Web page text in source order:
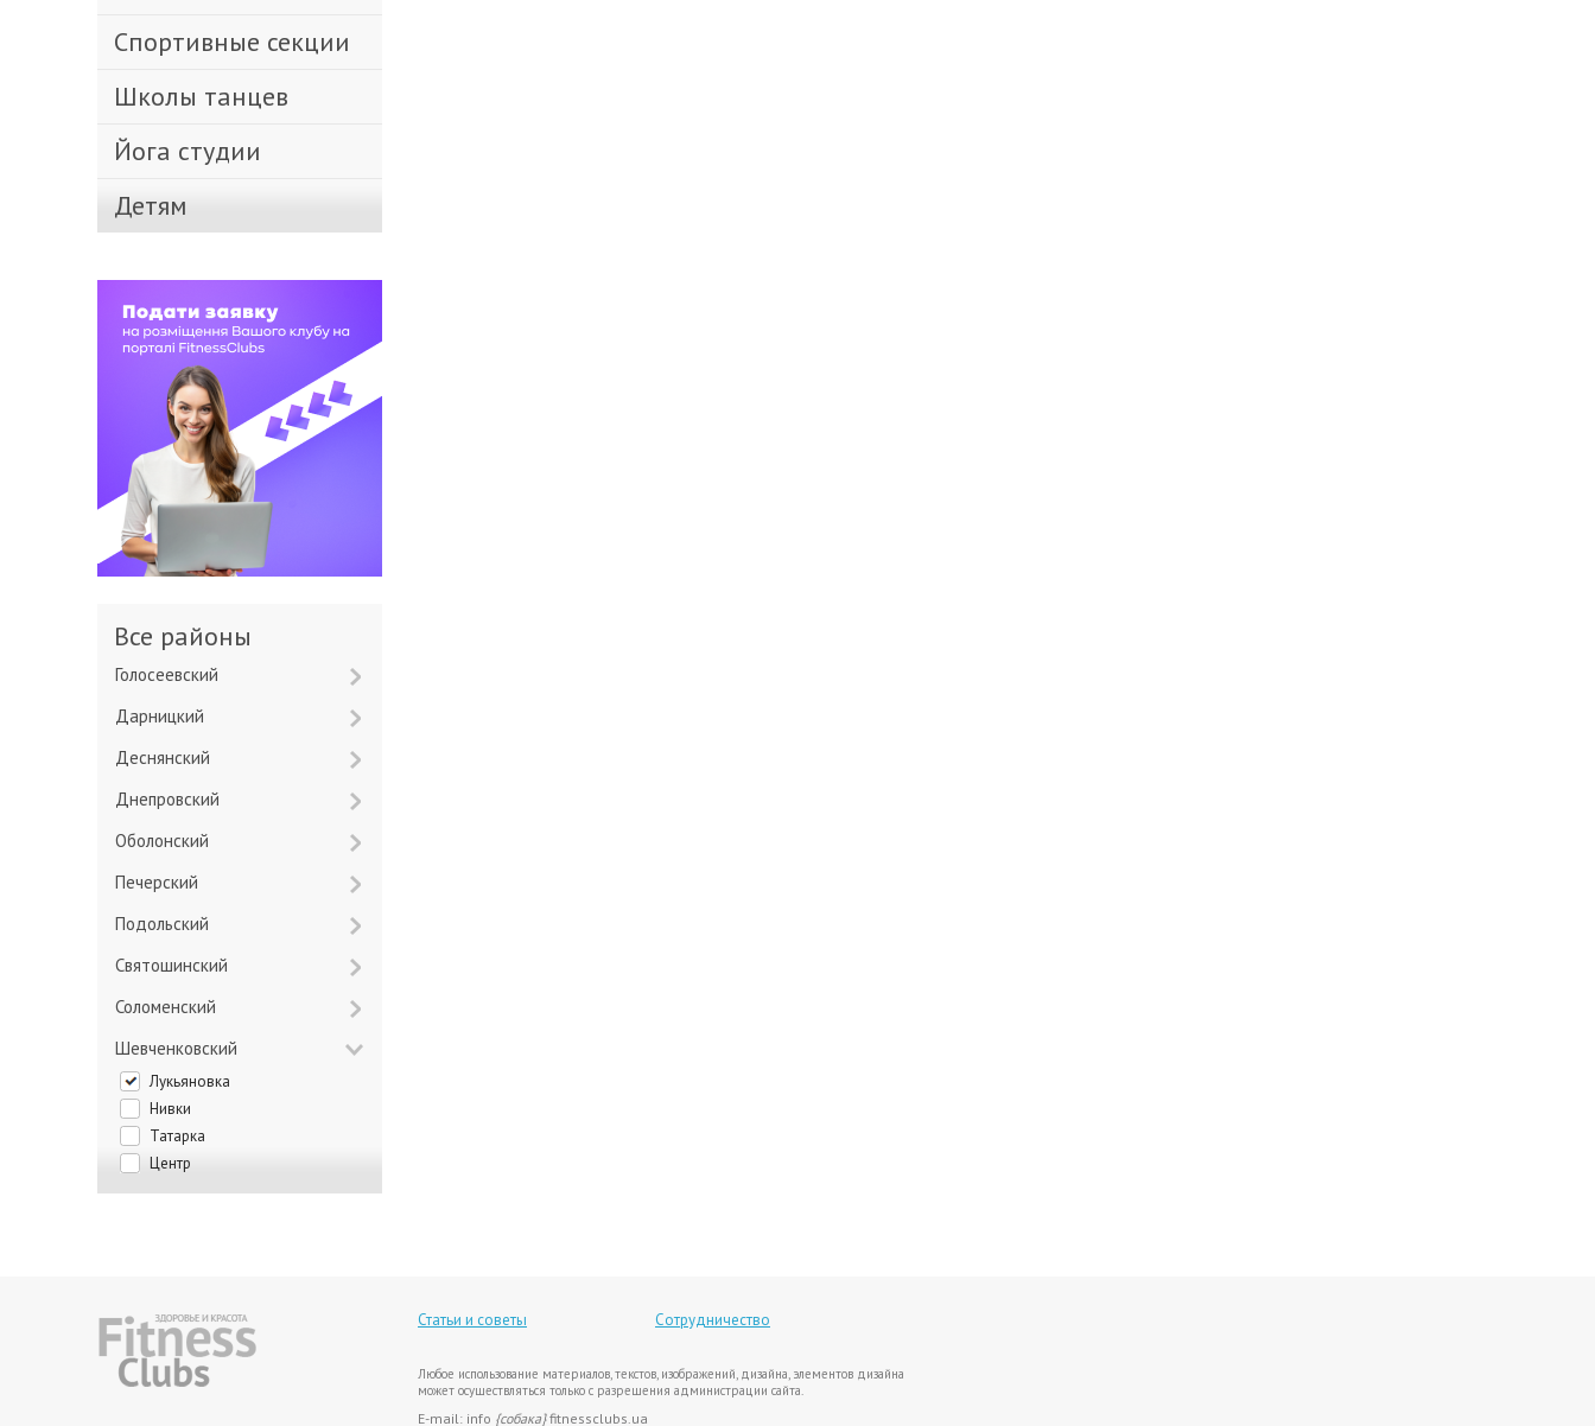
Спортивные секции
Школы танцев
Йога студии
Детям
Все районы
Голосеевский
Дарницкий
Деснянский
Днепровский
Оболонский
Печерский
Подольский
Святошинский
Соломенский
Шевченковский
Лукьяновка
Нивки
Татарка
Центр
Статьи и советы Сотрудничество
Любое использование материалов, текстов, изображений, дизайна, элементов дизайна
может осуществляться только с разрешения администрации сайта.
E-mail: info {собака}fitnessclubs.ua